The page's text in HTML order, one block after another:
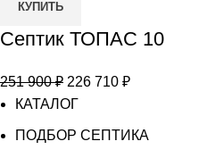
Септик
10
КУПИТЬ
Септик ТОПАС 10
251 900₽ Первоначальная
цена
составляла
226 710 ₽Текущая
226
КАТАЛОГ
ПОДБОР СЕПТИКА